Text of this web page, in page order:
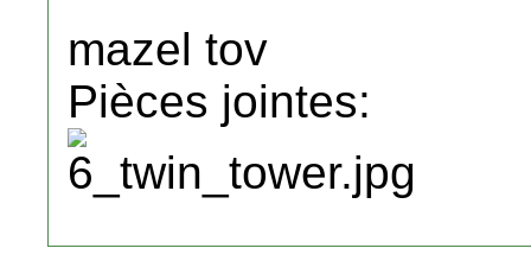
mazel tov
Pièces jointes: